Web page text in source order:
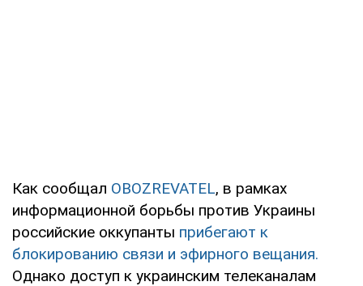
Как сообщал OBOZREVATEL, в рамках
информационной борьбы против Украины
российские оккупанты прибегают к
блокированию связи и эфирного вещания.
Однако доступ к украинским телеканалам